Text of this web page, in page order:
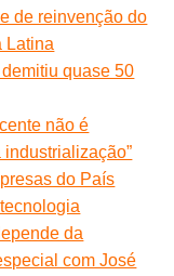
de reinvenção do
Latina
quase 50
não é
do País
da
com José